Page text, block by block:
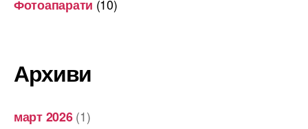
Фотоапарати (10)
Архиви
март 2026(1)